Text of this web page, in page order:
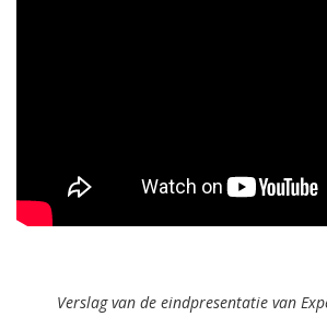
Verslag van de eindpresentatie van